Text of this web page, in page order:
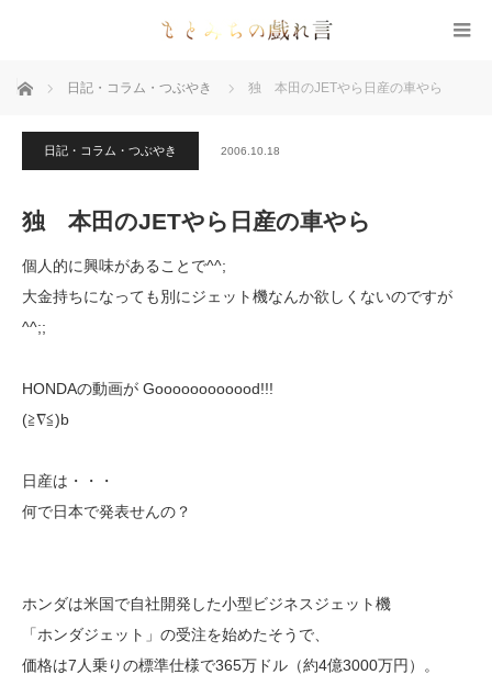
ホーム 日記・コラム・つぶやき 独 本田のJETやら日産の車やら
日記・コラム・つぶやき 2006.10.18
独 本田のJETやら日産の車やら
個人的に興味があることで^^;
大金持ちになっても別にジェット機なんか欲しくないのですが
^^;;
HONDAの動画が Goooooooooood!!!
(≧∇≦)b
日産は・・・
何で日本で発表せんの？
ホンダは米国で自社開発した小型ビジネスジェット機
「ホンダジェット」の受注を始めたそうで、
価格は7人乗りの標準仕様で365万ドル（約4億3000万円）。